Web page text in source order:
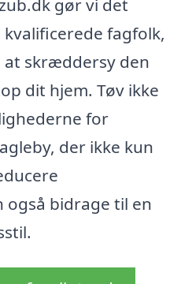
gør vi det
fagfolk,
skræddersy den
dit hjem. Tøv ikke
for
der ikke kun
bidrage til en